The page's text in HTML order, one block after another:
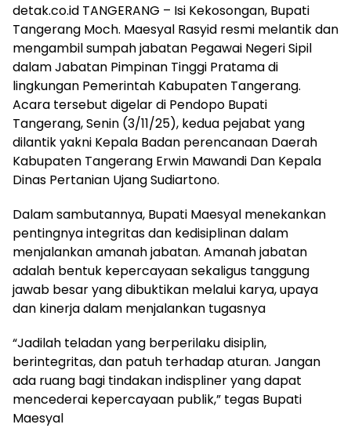
detak.co.id TANGERANG – Isi Kekosongan, Bupati
Tangerang Moch. Maesyal Rasyid resmi melantik dan
mengambil sumpah jabatan Pegawai Negeri Sipil
dalam Jabatan Pimpinan Tinggi Pratama di
lingkungan Pemerintah Kabupaten Tangerang.
Acara tersebut digelar di Pendopo Bupati
Tangerang, Senin (3/11/25), kedua pejabat yang
dilantik yakni Kepala Badan perencanaan Daerah
Kabupaten Tangerang Erwin Mawandi Dan Kepala
Dinas Pertanian Ujang Sudiartono.
Dalam sambutannya, Bupati Maesyal menekankan
pentingnya integritas dan kedisiplinan dalam
menjalankan amanah jabatan. Amanah jabatan
adalah bentuk kepercayaan sekaligus tanggung
jawab besar yang dibuktikan melalui karya, upaya
dan kinerja dalam menjalankan tugasnya
“Jadilah teladan yang berperilaku disiplin,
berintegritas, dan patuh terhadap aturan. Jangan
ada ruang bagi tindakan indispliner yang dapat
mencederai kepercayaan publik,” tegas Bupati
Maesyal